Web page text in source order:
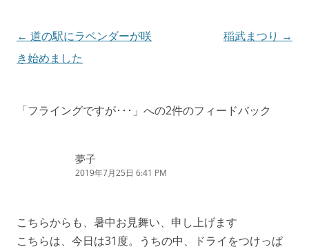
投
稿
ビ
← 道の駅にラベンダーが咲
き始めました
稲武まつり →
「フライングですが･･･ 」への2件のフィードバック
夢子
2019年7月25日 6:41 PM
こちらからも、暑中お見舞い、申し上げます
こちらは、今日は31度。うちの中、ドライをつけっぱ